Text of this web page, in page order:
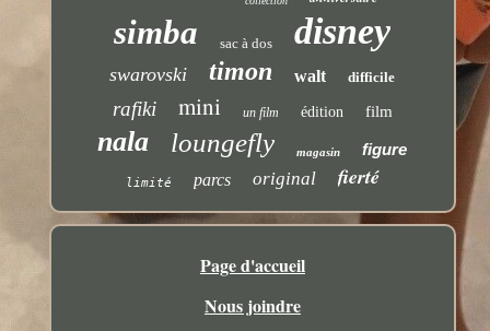
simba sac à dos disney
swarovski timon walt difficile
rafiki mini un film édition film
nala loungefly magasin figure
limité parcs original fierté
Page d'accueil
Nous joindre